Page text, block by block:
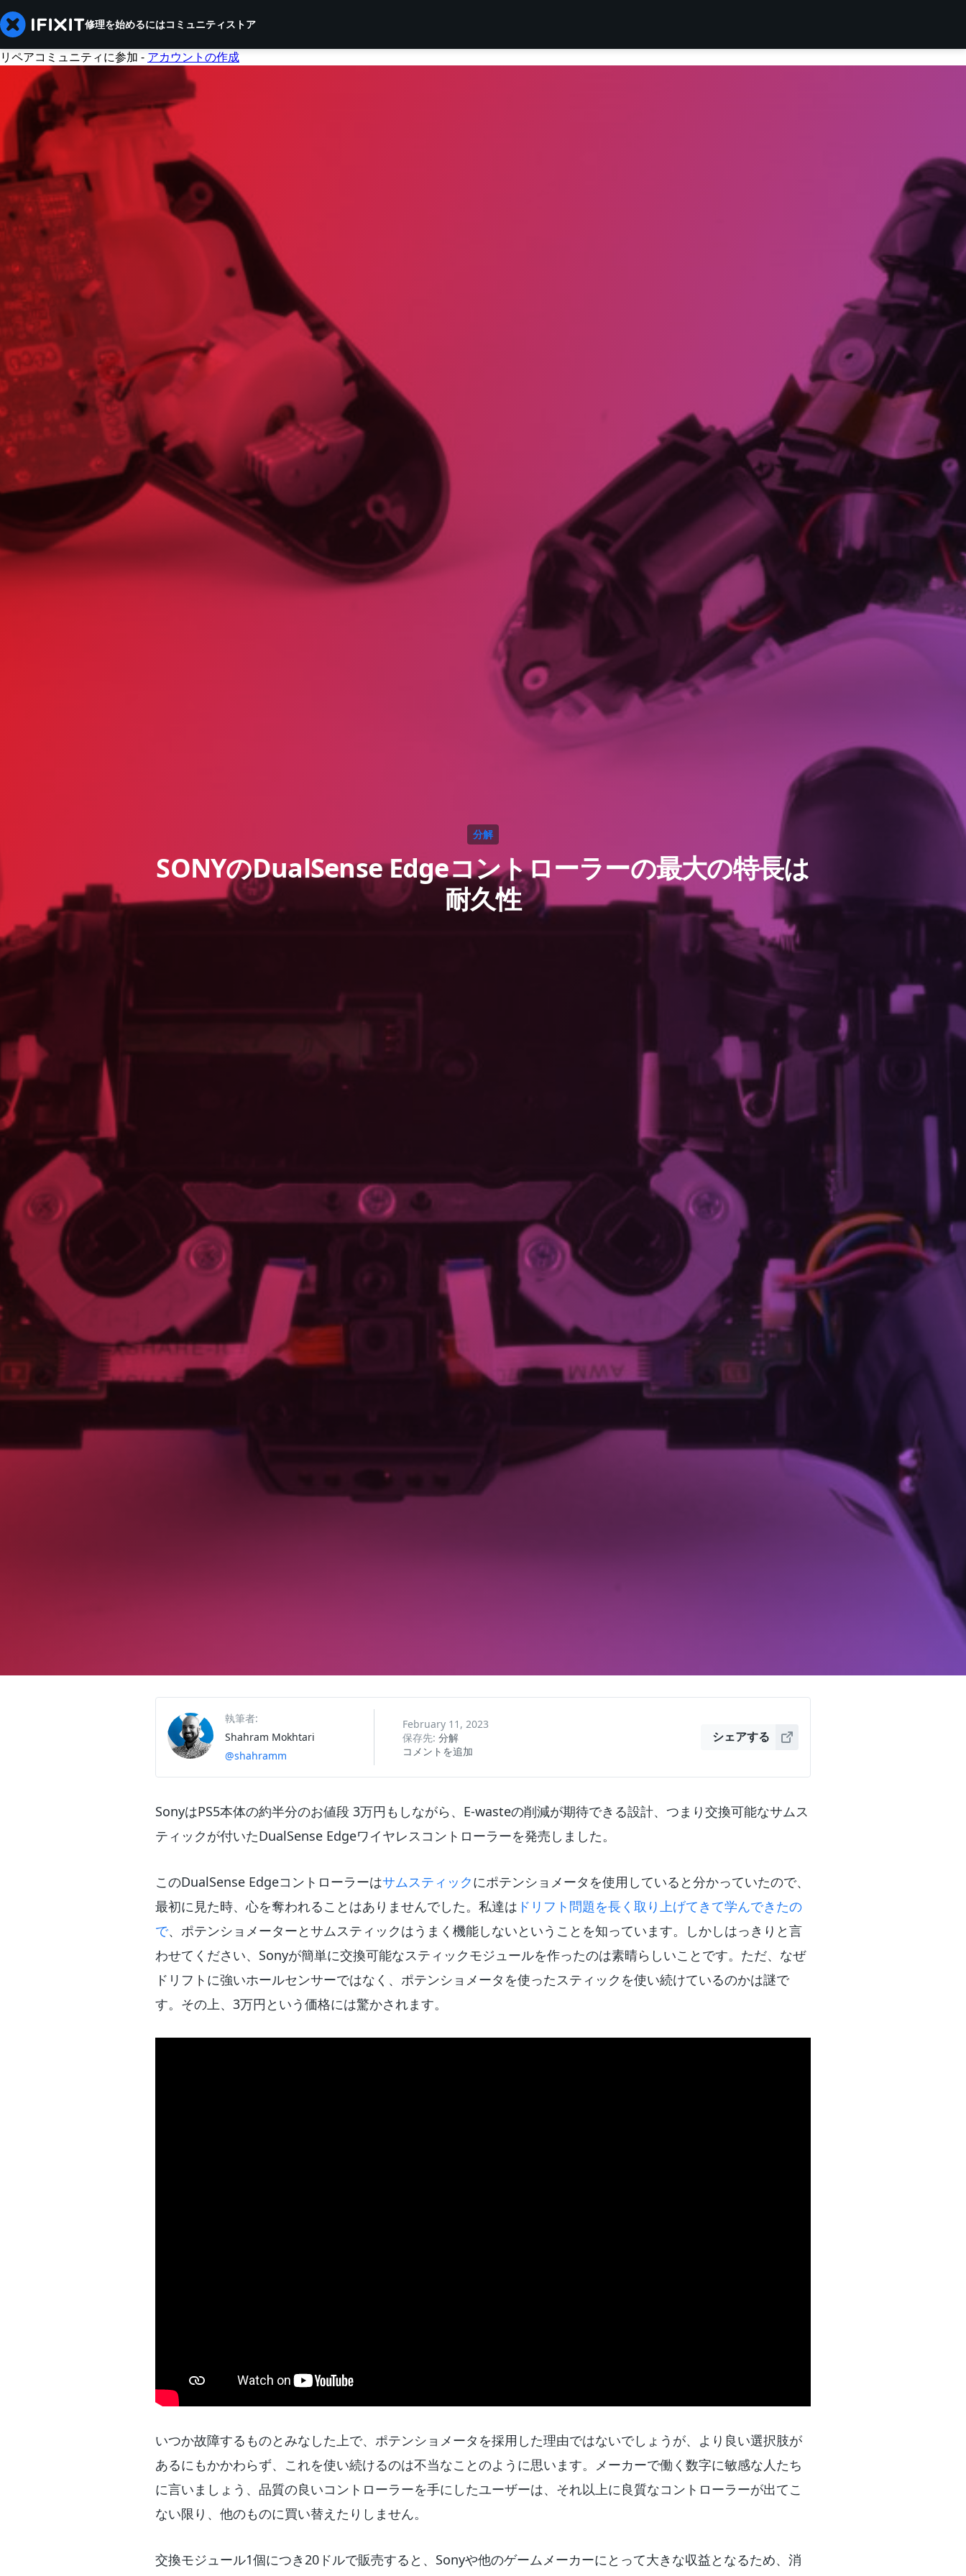
修理を始めるにはコミュニティストア
リペアコミュニティに参加 - アカウントの作成
分解
SONYのDualSense Edgeコントローラーの最大の特長は
耐久性
執筆者:
Shahram Mokhtari
@shahramm
February 11, 2023
保存先: 分解
コメントを追加
シェアする
SonyはPS5本体の約半分のお値段 3万円もしながら、E-wasteの削減が期待できる設計、つまり交換可能なサムス
ティックが付いたDualSense Edgeワイヤレスコントローラーを発売しました。
このDualSense Edgeコントローラーはサムスティックにポテンショメータを使用していると分かっていたので、
最初に見た時、心を奪われることはありませんでした。私達は ドリフト問題を長く取り上げてきて学んできたの
で、ポテンショメーターとサムスティックはうまく機能しないということを知っています。しかしはっきりと言
わせてください、Sonyが簡単に交換可能なスティックモジュールを作ったのは素晴らしいことです。ただ、なぜ
ドリフトに強いホールセンサーではなく、ポテンショメータを使ったスティックを使い続けているのかは謎で
す。その上、3万円という価格には驚かされます。
いつか故障するものとみなした上で、ポテンショメータを採用した理由ではないでしょうが、より良い選択肢が
あるにもかかわらず、これを使い続けるのは不当なことのように思います。メーカーで働く数字に敏感な人たち
に言いましょう、品質の良いコントローラーを手にしたユーザーは、それ以上に良質なコントローラーが出てこ
ない限り、他のものに買い替えたりしません。
交換モジュール1個につき20ドルで販売すると、Sonyや他のゲームメーカーにとって大きな収益となるため、消